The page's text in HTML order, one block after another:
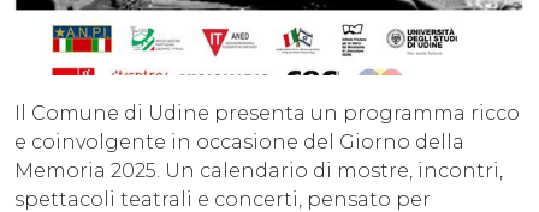
Il Comune di Udine presenta un programma ricco
e coinvolgente in occasione del Giorno della
Memoria 2025. Un calendario di mostre, incontri,
spettacoli teatrali e concerti, pensato per